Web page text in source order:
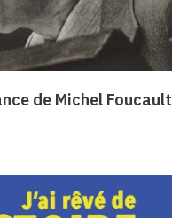
de Michel Foucault